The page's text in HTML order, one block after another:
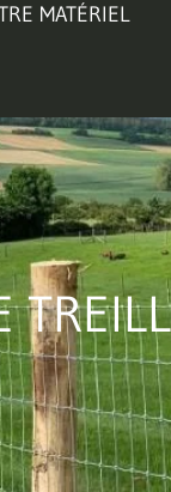
MATÉRIEL